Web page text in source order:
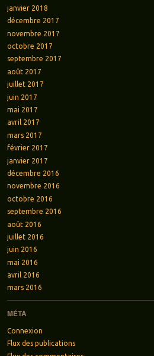
janvier 2018
décembre 2017
novembre 2017
octobre 2017
septembre 2017
août 2017
juillet 2017
juin 2017
mai 2017
avril 2017
mars 2017
février 2017
janvier 2017
décembre 2016
novembre 2016
octobre 2016
septembre 2016
août 2016
juillet 2016
juin 2016
mai 2016
avril 2016
mars 2016
MÉTA
Connexion
Flux des publications